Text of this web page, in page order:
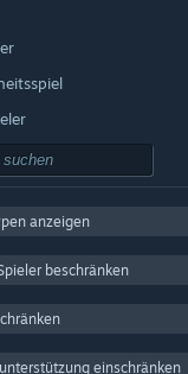
spielbar
anzeigen
beschränken
einschränken